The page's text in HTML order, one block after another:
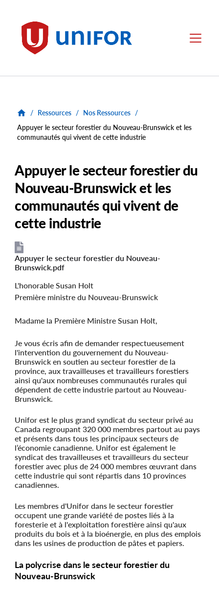
Unifor Menu
/ Ressources / Nos Ressources /
Appuyer le secteur forestier du Nouveau-Brunswick et les
communautés qui vivent de cette industrie
Appuyer le secteur forestier du
Nouveau-Brunswick et les
communautés qui vivent de
cette industrie
File
File
Appuyer le secteur forestier du Nouveau-
Brunswick.pdf
L'honorable Susan Holt
Première ministre du Nouveau-Brunswick
Madame la Première Ministre Susan Holt,
Je vous écris afin de demander respectueusement
l'intervention du gouvernement du Nouveau-
Brunswick en soutien au secteur forestier de la
province, aux travailleuses et travailleurs forestiers
ainsi qu'aux nombreuses communautés rurales qui
dépendent de cette industrie partout au Nouveau-
Brunswick.
Unifor est le plus grand syndicat du secteur privé au
Canada regroupant 320 000 membres partout au pays
et présents dans tous les principaux secteurs de
l’économie canadienne. Unifor est également le
syndicat des travailleuses et travailleurs du secteur
forestier avec plus de 24 000 membres œuvrant dans
cette industrie qui sont répartis dans 10 provinces
canadiennes.
Les membres d'Unifor dans le secteur forestier
occupent une grande variété de postes liés à la
foresterie et à l'exploitation forestière ainsi qu'aux
produits du bois et à la bioénergie, en plus des emplois
dans les usines de production de pâtes et papiers.
La polycrise dans le secteur forestier du
Nouveau-Brunswick